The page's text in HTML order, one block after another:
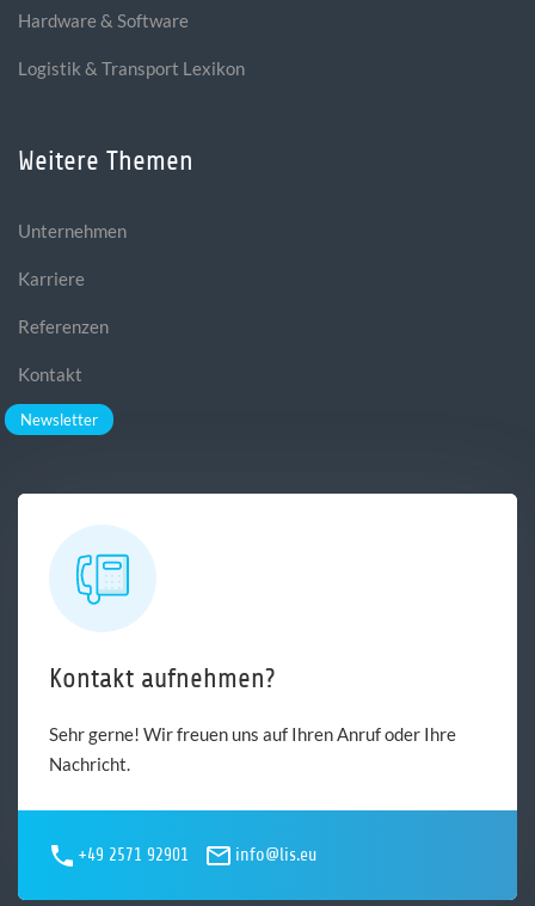
Hardware & Software
Logistik & Transport Lexikon
Weitere Themen
Unternehmen
Karriere
Referenzen
Kontakt
Newsletter
Kontakt aufnehmen?
Sehr gerne! Wir freuen uns auf Ihren Anruf oder Ihre
Nachricht.
+49 2571 92901 info@lis.eu